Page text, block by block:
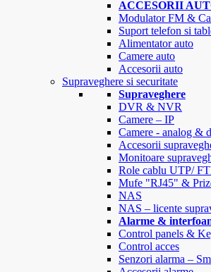
ACCESORII
Modulator FM &
Suport telefon si
Alimentator auto
Camere auto
Accesorii auto
Supraveghere si securitate
Supraveghere
DVR & NVR
Camere – IP
Camere - analog &
Accesorii
Monitoare
Role cablu UTP/
Mufe "RJ45" &
NAS
NAS – licente
Alarme &
Control panels &
Control acces
Senzori alarma –